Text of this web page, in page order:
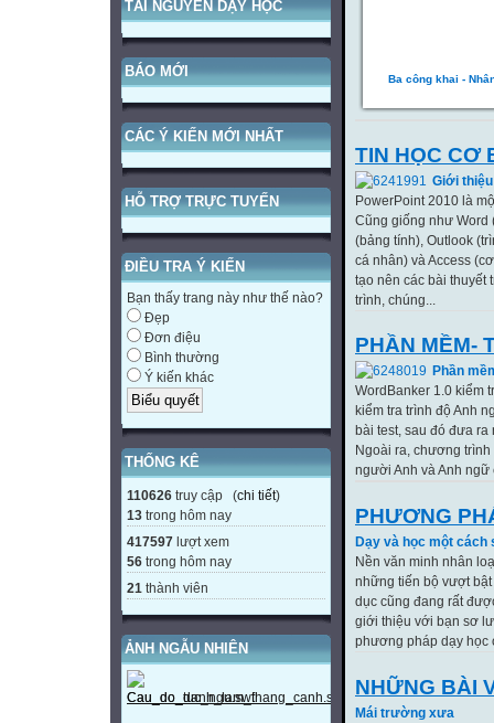
TÀI NGUYÊN DẠY HỌC
BÁO MỚI
CÁC Ý KIẾN MỚI NHẤT
HỖ TRỢ TRỰC TUYẾN
ĐIỀU TRA Ý KIẾN
Bạn thấy trang này như thế nào?
Đẹp
Đơn điệu
Bình thường
Ý kiến khác
THỐNG KÊ
110626 truy cập (chi tiết)
13 trong hôm nay
417597 lượt xem
56 trong hôm nay
21 thành viên
ẢNH NGẪU NHIÊN
Ba công khai -
TIN HỌC CƠ
Giới
PowerPoint 2010 là
Cũng giống như Word
(bảng tính), Outlook
cá nhân) và Access
tạo nên các bài thuyết
trình, chúng...
PHẦN MỀM-
Phần
WordBanker 1.0 kiểm
kiểm tra trình độ Anh
bài test, sau đó đưa
Ngoài ra, chương
người Anh và Anh ngữ
PHƯƠNG
Dạy và học một cách
Nền văn minh nhân
những tiến bộ vượt bật
dục cũng đang rất
giới thiệu với bạn sơ
phương pháp dạy học
NHỮNG BÀI
Mái trường xưa